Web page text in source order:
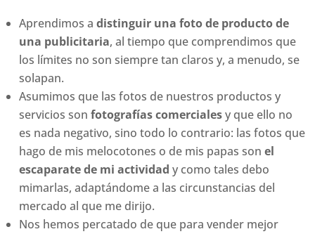
Aprendimos adistinguir una foto de producto de
una publicitaria, al tiempo que comprendimos que
los límites no son siempre tan claros y, a menudo, se
solapan.
Asumimos que las fotos de nuestros productos y
servicios sonfotografías comercialesy que ello no
es nada negativo, sino todo lo contrario: las fotos que
hago de mis melocotones o de mis papas sonel
escaparate de mi actividad y como tales debo
mimarlas, adaptándome a las circunstancias del
mercado al que me dirijo.
Nos hemos percatado de que para vender mejor